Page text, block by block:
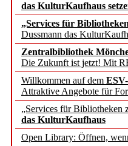
das KulturKaufhaus
„Services für
Dussmann das
Zentralbibliothek
Die Zukunft ist jetzt! Mit
Willkommen auf dem
Attraktive Angebote für
„Services für Bibliotheken
das KulturKaufhaus
Open Library: Öffnen,
Segment
angepasst
Mohr